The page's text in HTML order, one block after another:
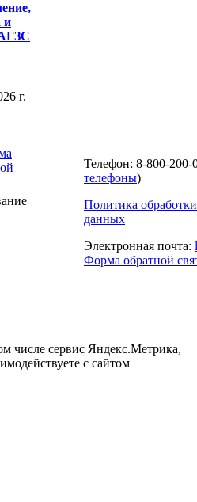
и
г.
Телефон: 8-800-200-
телефоны)
Политика
данных
Электронная почта:
Форма обратной
числе сервис Яндекс.Метрика,
с сайтом